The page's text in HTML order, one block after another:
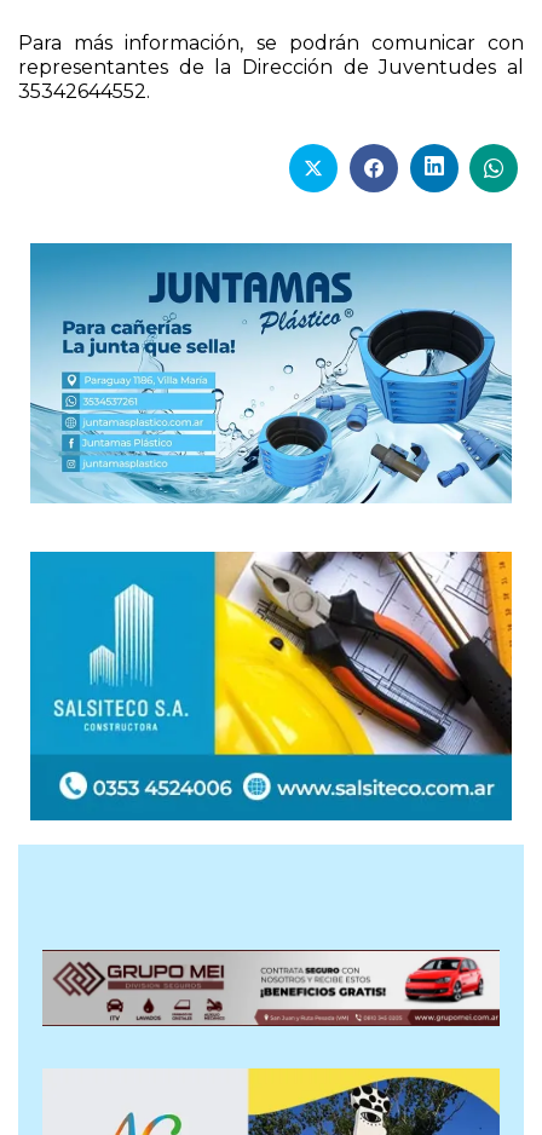
Para más información, se podrán comunicar con
representantes de la Dirección de Juventudes al
35342644552.